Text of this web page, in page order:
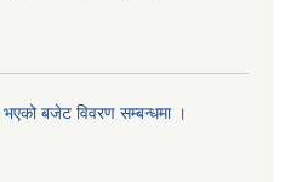
बजेट विवरण सम्बन्धमा ।